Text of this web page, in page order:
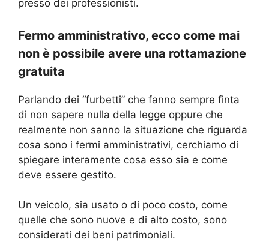
presso dei professionisti.
Fermo amministrativo, ecco come mai
non è possibile avere una rottamazione
gratuita
Parlando dei “furbetti” che fanno sempre finta
di non sapere nulla della legge oppure che
realmente non sanno la situazione che riguarda
cosa sono i fermi amministrativi, cerchiamo di
spiegare interamente cosa esso sia e come
deve essere gestito.
Un veicolo, sia usato o di poco costo, come
quelle che sono nuove e di alto costo, sono
considerati dei beni patrimoniali.